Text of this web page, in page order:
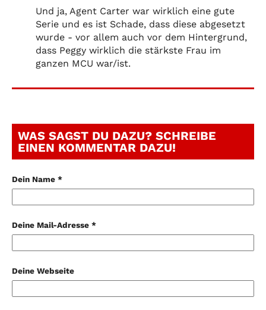
Und ja, Agent Carter war wirklich eine gute
Serie und es ist Schade, dass diese abgesetzt
wurde - vor allem auch vor dem Hintergrund,
dass Peggy wirklich die stärkste Frau im
ganzen MCU war/ist.
WAS SAGST DU DAZU? SCHREIBE
EINEN KOMMENTAR DAZU!
Dein Name *
Deine Mail-Adresse *
Deine Webseite